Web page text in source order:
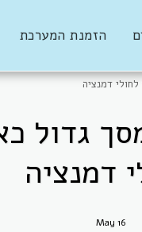
הזמנת המערכת
דמנציה
גדול
דמנציה
16
May